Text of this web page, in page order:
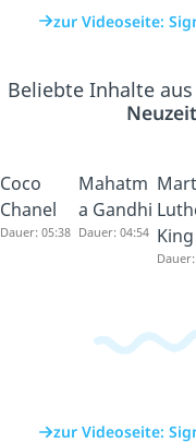
zur Videoseite:
Beliebte Inhalte
Neuzeit
Coco
Chanel
Dauer: 05:38
Mahatm
a Gandhi
Dauer: 04:54 King
zur Videoseite: